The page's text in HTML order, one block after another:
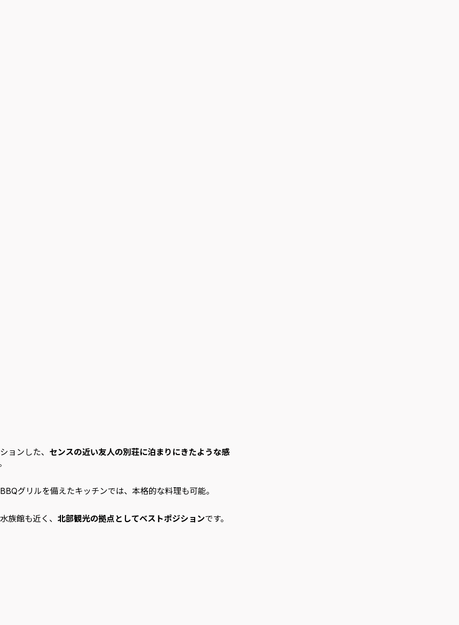
ョンした、 センスの近い友人の別荘に泊まりにきたような感
グリルを備えたキッチンでは、本格的な料理も可能。
族館も近く、 北部観光の拠点としてベストポジションです。